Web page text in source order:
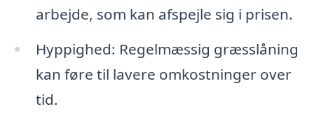
arbejde, som kan afspejle sig i prisen.
Hyppighed: Regelmæssig græsslåning
kan føre til lavere omkostninger over
tid.